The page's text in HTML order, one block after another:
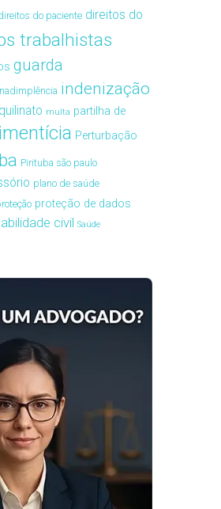
do paciente direitos do
trabalhistas
guarda
indenização
multa partilha de
Perturbação
Pirituba são paulo
plano de saúde
proteção de dados
civil Saúde